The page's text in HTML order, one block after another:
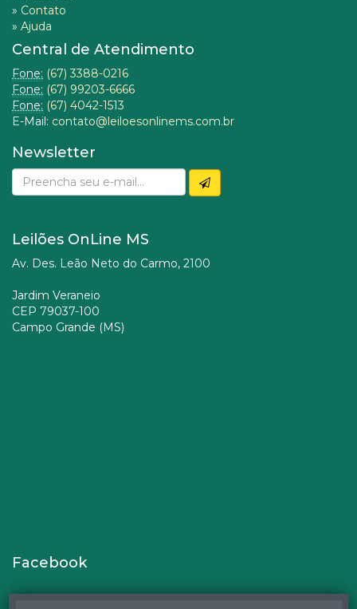
» Contato
» Ajuda
Central de Atendimento
Fone: (67) 3388-0216
Fone: (67) 99203-6666
Fone: (67) 4042-1513
E-Mail: contato@leiloesonlinems.com.br
Newsletter
Leilões OnLine MS
Av. Des. Leão Neto do Carmo, 2100
Jardim Veraneio
CEP 79037-100
Campo Grande (MS)
Facebook